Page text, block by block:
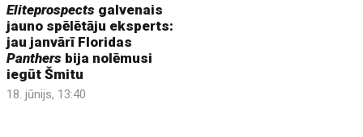
Eliteprospects galvenais
jauno spēlētāju eksperts:
jau janvārī Floridas
Panthers bija nolēmusi
iegūt Šmitu
18. jūnijs, 13:40